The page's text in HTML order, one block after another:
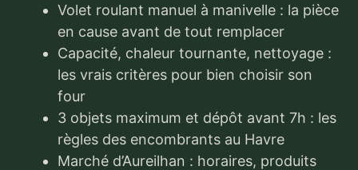
Volet roulant manuel à manivelle : la pièce
en cause avant de tout remplacer
Capacité, chaleur tournante, nettoyage :
les vrais critères pour bien choisir son
four
3 objets maximum et dépôt avant 7h : les
règles des encombrants au Havre
Marché d’Aureilhan : horaires, produits